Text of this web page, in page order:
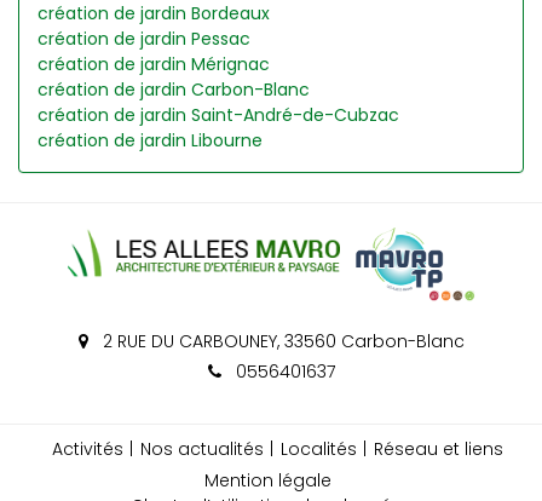
création de jardin Bordeaux
création de jardin Pessac
création de jardin Mérignac
création de jardin Carbon-Blanc
création de jardin Saint-André-de-Cubzac
création de jardin Libourne
2 RUE DU CARBOUNEY, 33560 Carbon-Blanc
0556401637
Activités Nos actualités Localités
Réseau et liens
Mention légale